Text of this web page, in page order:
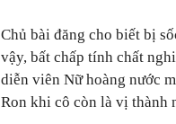
Chủ bài đăng cho biết bị
vậy, bất chấp tính chất
diễn viên Nữ hoàng nước
Ron khi cô còn là vị thành